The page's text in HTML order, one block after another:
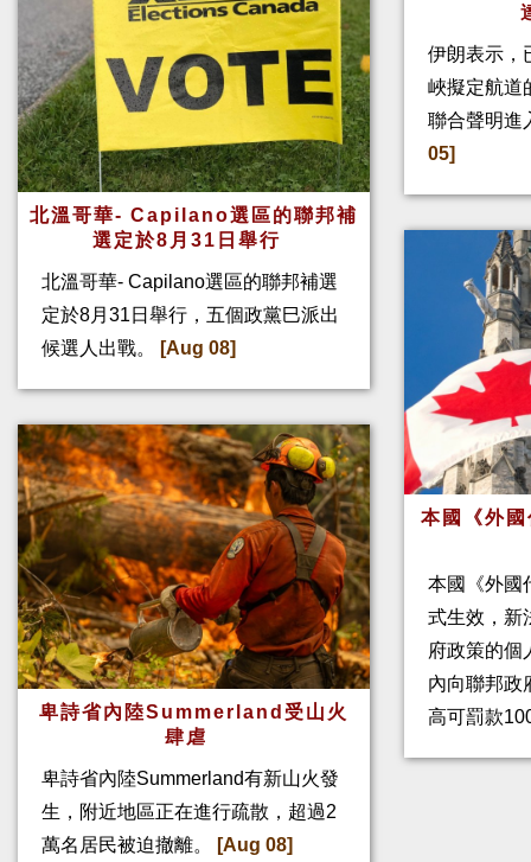
北溫哥華- Capilano選區的聯邦補
選定於8月31日舉行
北溫哥華- Capilano選區的聯邦補選
定於8月31日舉行，五個政黨巳派出
候選人出戰。
[Aug 08]
卑詩省內陸Summerland受山火
肆虐
卑詩省內陸Summerland有新山火發
生，附近地區正在進行疏散，超過2
萬名居民被迫撤離。
[Aug 08]
伊朗表示，
峽擬定航道
聯合聲明進
05]
本國《外
本國《外國
式生效，新
府政策的個
內向聯邦政
高可罰款